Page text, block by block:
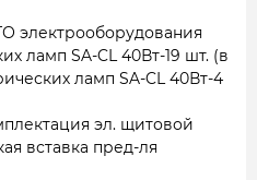
электрооборудования
ламп SA-CL 40Вт-19 шт. (в
ламп SA-CL 40Вт-4
эл. щитовой
вставка пред-ля